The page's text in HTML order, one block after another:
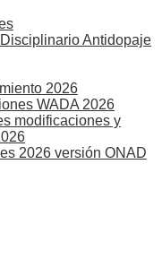
Antidopaje
2026
WADA 2026
modificaciones y
2026 versión ONAD